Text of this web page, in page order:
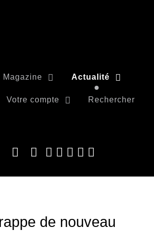
Magazine Actualité
Votre compte Rechercher
de nouveau